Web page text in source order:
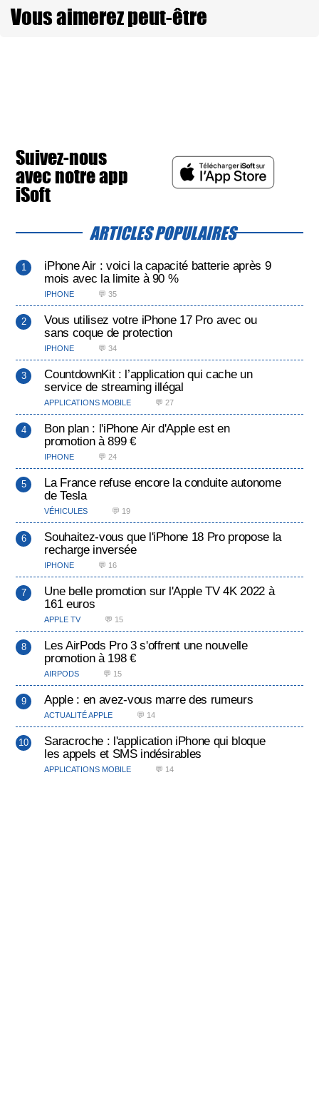
Vous aimerez peut-être
Suivez-nous
avec notre app
iSoft
ARTICLES POPULAIRES
iPhone Air : voici la capacité batterie après 9
mois avec la limite à 90 %
IPHONE 💬 35
Vous utilisez votre iPhone 17 Pro avec ou
sans coque de protection
IPHONE 💬 34
CountdownKit : l’application qui cache un
service de streaming illégal
APPLICATIONS MOBILE 💬 27
Bon plan : l'iPhone Air d'Apple est en
promotion à 899 €
IPHONE 💬 24
La France refuse encore la conduite autonome
de Tesla
VÉHICULES 💬 19
Souhaitez-vous que l'iPhone 18 Pro propose la
recharge inversée
IPHONE 💬 16
Une belle promotion sur l'Apple TV 4K 2022 à
161 euros
APPLE TV 💬 15
Les AirPods Pro 3 s'offrent une nouvelle
promotion à 198 €
AIRPODS 💬 15
Apple : en avez-vous marre des rumeurs
ACTUALITÉ APPLE 💬 14
Saracroche : l'application iPhone qui bloque
les appels et SMS indésirables
APPLICATIONS MOBILE 💬 14